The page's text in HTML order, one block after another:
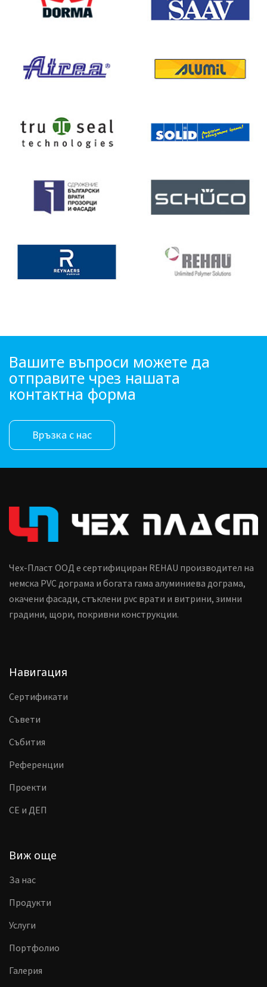
Вашите въпроси можете да
отправите чрез нашата
контактна форма
Връзка с нас
Чех-Пласт ООД е сертифициран REHAU производител на
немска PVC дограма и богата гама алуминиева дограма,
окачени фасади, стъклени pvc врати и витрини, зимни
градини, щори, покривни конструкции.
Навигация
Сертификати
Съвети
Събития
Референции
Проекти
CE и ДЕП
Виж още
За нас
Продукти
Услуги
Портфолио
Галерия